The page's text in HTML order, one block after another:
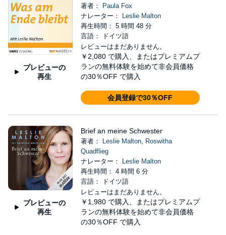
プレビューの
再生
著者：
Paula Fox
ナレーター：
Leslie Malton
再生時間： 5 時間 48 分
言語： ドイツ語
レビューはまだありません。
￥2,080 で購入、またはプレミアムプ
ランの無料体験を始めて非会員価格
の30％OFF で購入
会員登録で30％OFF
プレビューの
再生
Brief an meine Schwester
著者： Leslie Malton, Roswitha
Quadflieg
ナレーター：
Leslie Malton
再生時間： 4 時間 6 分
言語： ドイツ語
レビューはまだありません。
￥1,980 で購入、またはプレミアムプ
ランの無料体験を始めて非会員価格
の30％OFF で購入